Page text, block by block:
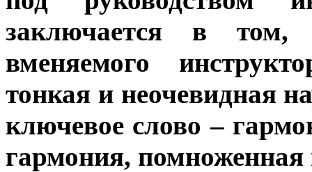
заключается в
вменяемого
тонкая и неочевидная
ключевое слово –
гармония,